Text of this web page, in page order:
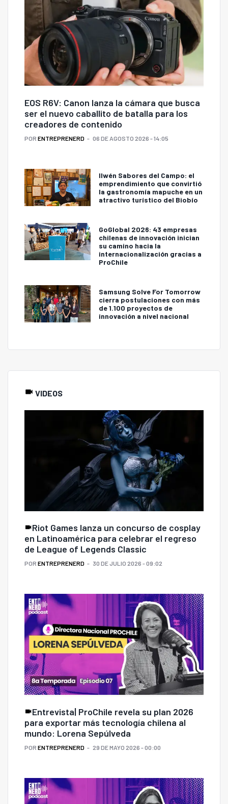
EOS R6V: Canon lanza la cámara que busca
ser el nuevo caballito de batalla para los
creadores de contenido
POR ENTREPRENERD 06 DE AGOSTO 2026 - 14:05
Ilwén Sabores del Campo: el
emprendimiento que convirtió
la gastronomía mapuche en un
atractivo turístico del Biobío
GoGlobal 2026: 43 empresas
chilenas de innovación inician
su camino hacia la
internacionalización gracias a
ProChile
Samsung Solve For Tomorrow
cierra postulaciones con más
de 1.100 proyectos de
innovación a nivel nacional
VIDEOS
Riot Games lanza un concurso de cosplay
en Latinoamérica para celebrar el regreso
de League of Legends Classic
POR ENTREPRENERD 30 DE JULIO 2026 - 09:02
Entrevista| ProChile revela su plan 2026
para exportar más tecnología chilena al
mundo: Lorena Sepúlveda
POR ENTREPRENERD 29 DE MAYO 2026 - 00:00